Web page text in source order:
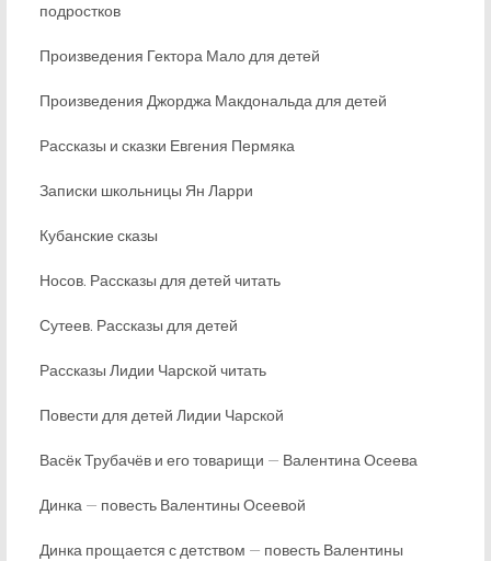
подростков
Произведения Гектора Мало для детей
Произведения Джорджа Макдональда для детей
Рассказы и сказки Евгения Пермяка
Записки школьницы Ян Ларри
Кубанские сказы
Носов. Рассказы для детей читать
Сутеев. Рассказы для детей
Рассказы Лидии Чарской читать
Повести для детей Лидии Чарской
Васёк Трубачёв и его товарищи — Валентина Осеева
Динка — повесть Валентины Осеевой
Динка прощается с детством — повесть Валентины